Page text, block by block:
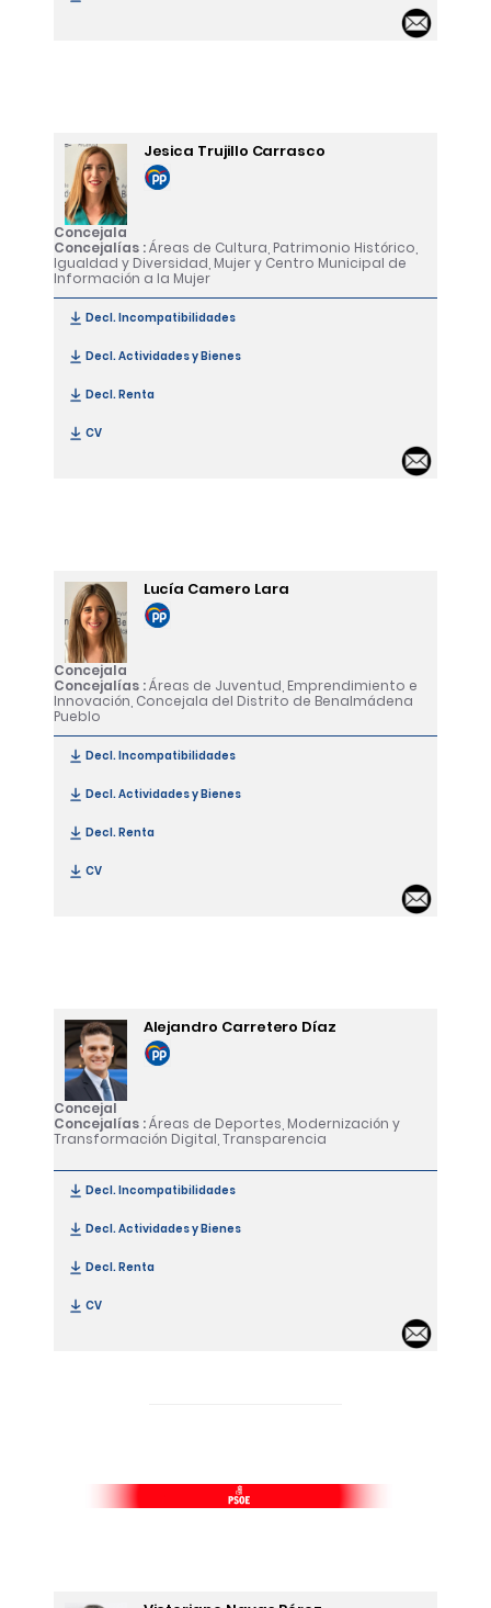
Jesica Trujillo Carrasco
Concejala
Concejalías :Áreas de Cultura, Patrimonio Histórico,
Igualdad y Diversidad, Mujer y Centro Municipal de
Información a la Mujer
Decl. Incompatibilidades[Jesica Trujillo Carrasco]
Decl. Actividades y Bienes[Jesica Trujillo Carrasco]
Decl. Renta[Jesica Trujillo Carrasco]
CV[Jesica Trujillo Carrasco]
Lucía Camero Lara
Concejala
Concejalías :Áreas de Juventud, Emprendimiento e
Innovación, Concejala del Distrito de Benalmádena
Pueblo
Decl. Incompatibilidades[Lucía Camero Lara]
Decl. Actividades y Bienes[Lucía Camero Lara]
Decl. Renta[Lucía Camero Lara]
CV[Lucía Camero Lara]
Alejandro Carretero Díaz
Concejal
Concejalías :Áreas de Deportes, Modernización y
Transformación Digital, Transparencia
Decl. Incompatibilidades[Alejandro Carretero Díaz]
Decl. Actividades y Bienes[Alejandro Carretero Díaz]
Decl. Renta[Alejandro Carretero Díaz]
CV[Alejandro Carretero Díaz]